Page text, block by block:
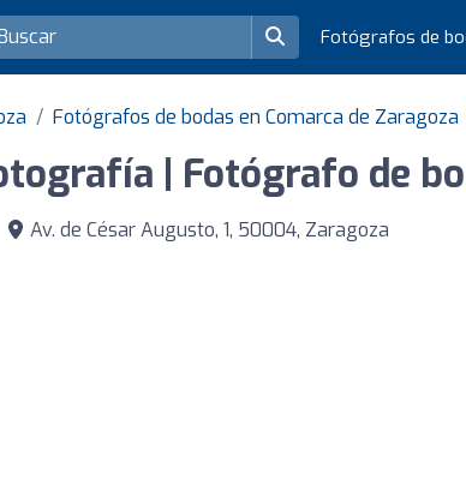
Fotógrafos de
Fotógrafos de bodas en Comarca de Zaragoza
| Fotógrafo de
Av. de César Augusto, 1, 50004, Zaragoza